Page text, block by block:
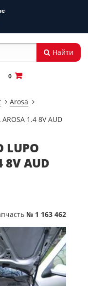
Найти
0
Arosa
1.4 8V AUD
LUPO
8V AUD
№ 1 163 462